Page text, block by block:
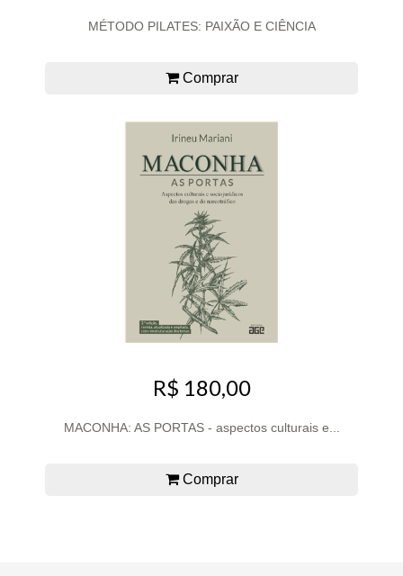
MÉTODO PILATES: PAIXÃO E CIÊNCIA
Comprar
R$ 180,00
MACONHA: AS PORTAS - aspectos culturais e...
Comprar